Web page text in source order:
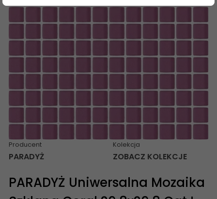
Producent
PARADYŻ
Kolekcja
ZOBACZ KOLEKCJE
PARADYŻ Uniwersalna Mozaika